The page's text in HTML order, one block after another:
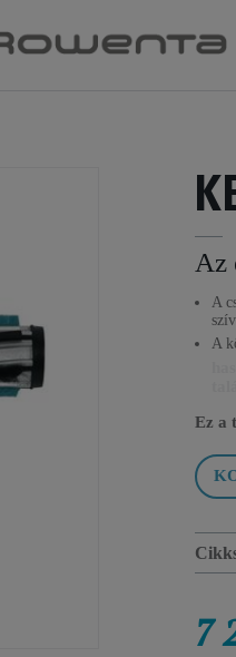
Az
A
A
Ez a
7